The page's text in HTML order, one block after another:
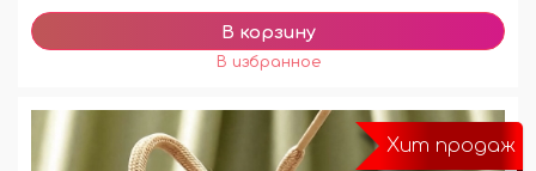
Хит продаж